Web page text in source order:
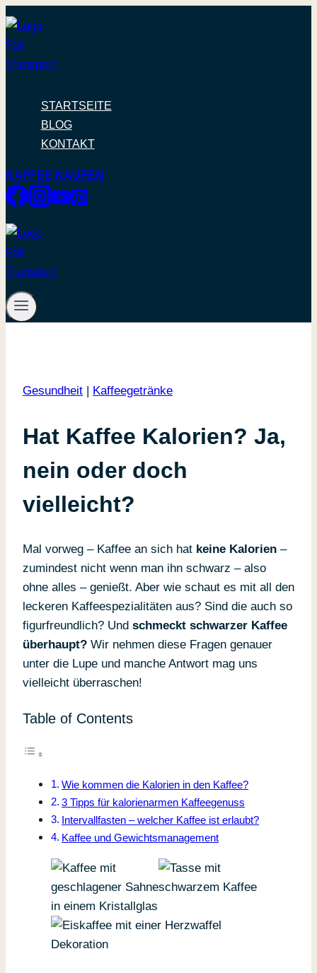
Zum
Inhalt
springen
STARTSEITE
BLOG
KONTAKT
KAFFEE KAUFEN
Gesundheit Kaffeegetränke
Hat Kaffee Kalorien? Ja,
nein oder doch
vielleicht?
Mal vorweg – Kaffee an sich hat keine Kalorien –
zumindest nicht wenn man ihn schwarz – also
ohne alles – genießt. Aber wie schaut es mit all den
leckeren Kaffeespezialitäten aus? Sind die auch so
figurfreundlich? Und schmeckt schwarzer Kaffee
überhaupt? Wir nehmen diese Fragen genauer
unter die Lupe und manche Antwort mag uns
vielleicht überraschen!
Table of Contents
Wie kommen die Kalorien in den Kaffee?
3 Tipps für kalorienarmen Kaffeegenuss
Intervallfasten – welcher Kaffee ist erlaubt?
Kaffee und Gewichtsmanagement